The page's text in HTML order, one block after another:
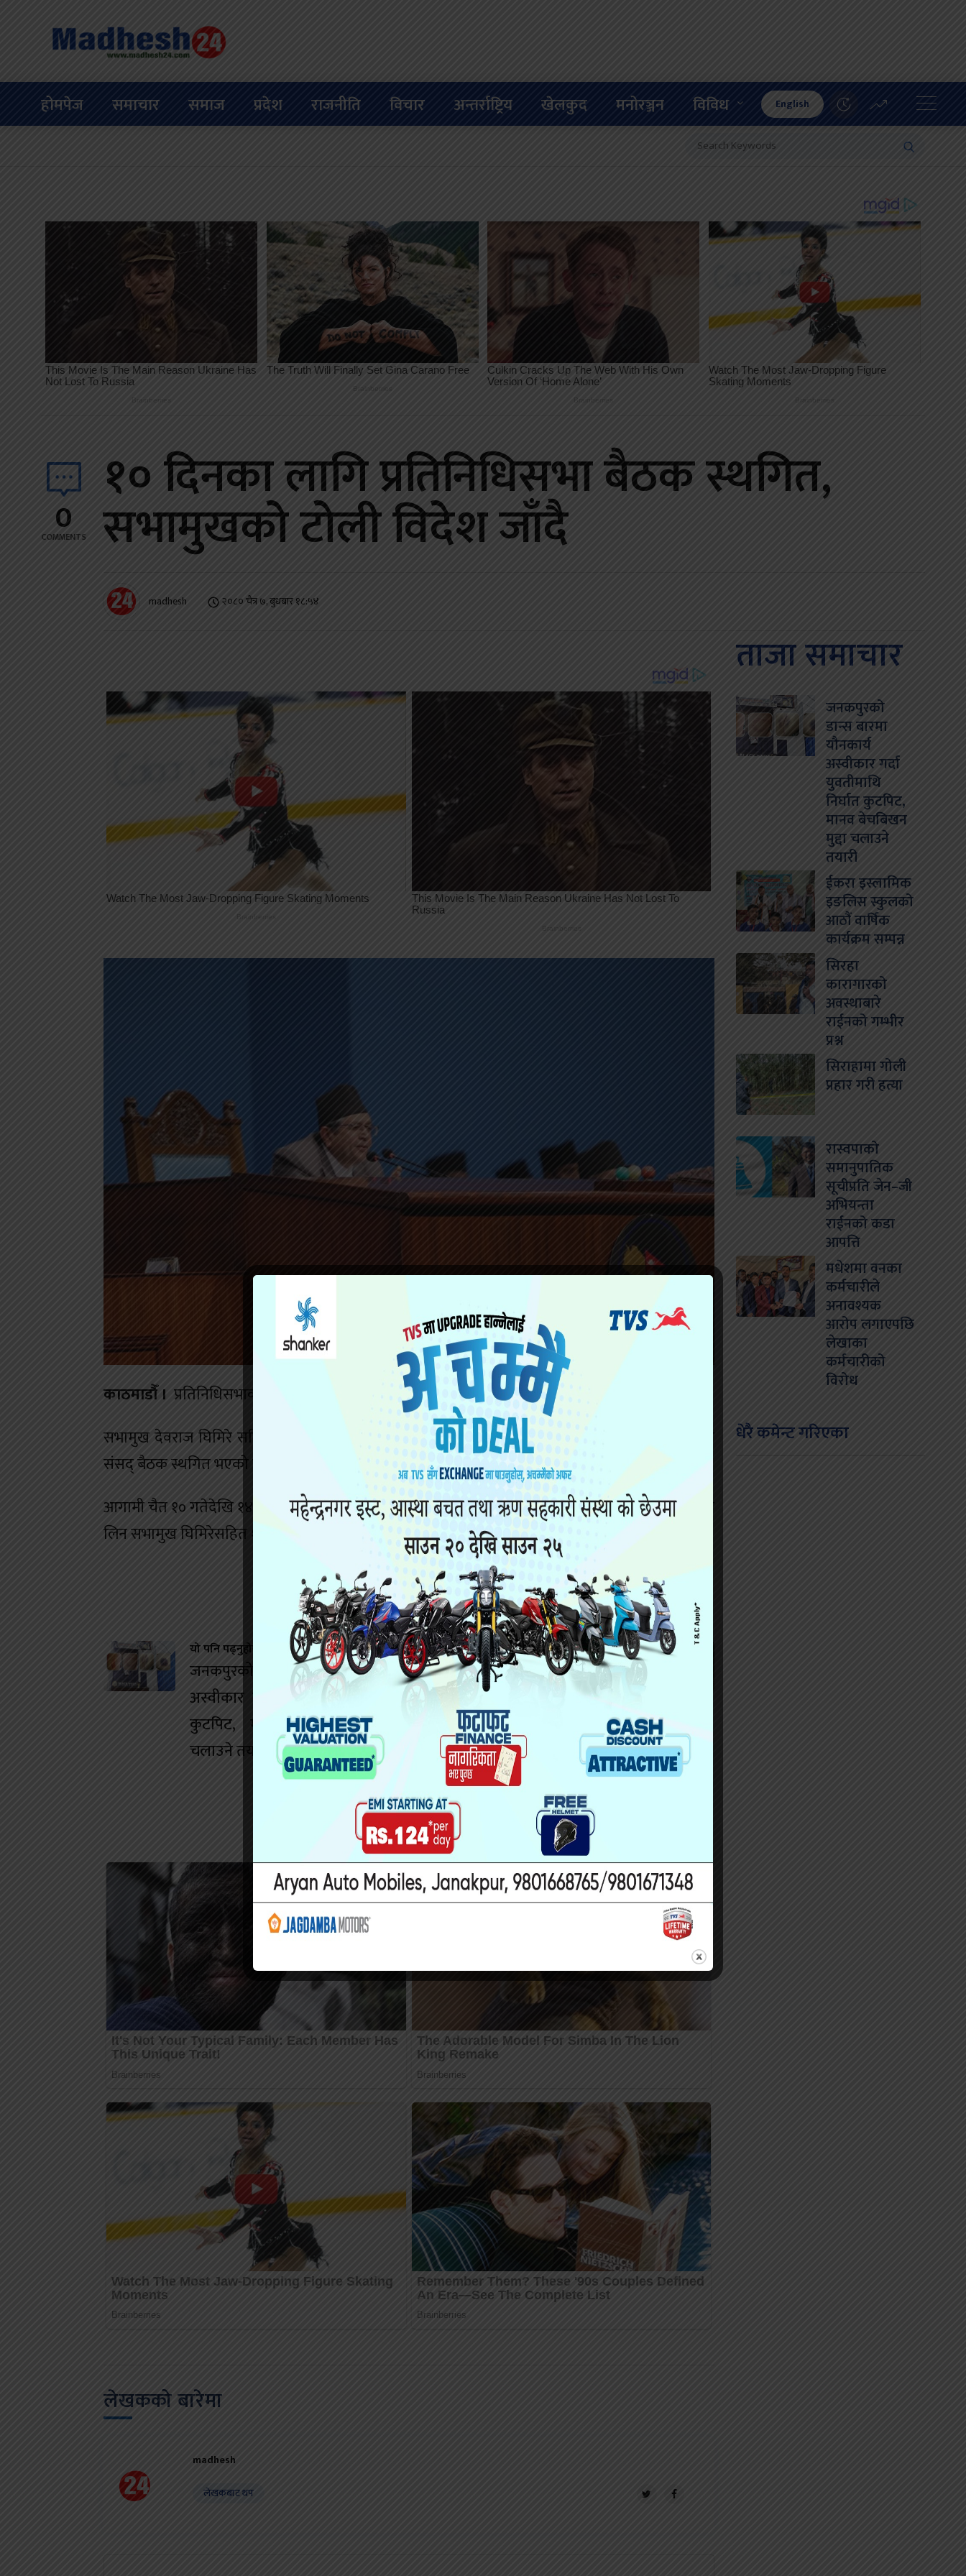
होमपेज समाचार समाज प्रदेश राजनीति विचार अन्तर्राष्ट्रिय खेलकुद मनोरञ्जन विविध English
0
COMMENTS
१० दिनका लागि प्रतिनिधिसभा बैठक स्थगित,
सभामुखको टोली विदेश जाँदै
madhesh २०८० चैत्र ७, बुधबार १८:५४
काठमाडौँ । प्रतिनिधिसभाको बैठक आगामी चैत १८ गतेसम्मका लागि स्थगित भएको छ ।
सभामुख देवराज घिमिरे सहितको टोली स्वीट्जरल्याण्डको जेनेभा जाने कार्यक्रमका कारण झन्डै एक साता बढी
संसद् बैठक स्थगित भएको हो ।
आगामी चैत १० गतेदेखि १४ गतेसम्म जेनेभामा हुने अन्तर व्यवस्थापिका संघ (आइपीयू) को १४८ औँ सम्मेलनमा भाग
लिन सभामुख घिमिरेसहित १० जनाको टोली त्यसतर्फ प्रस्थान गर्दैछन् ।
यो पनि पढ्नुहोस
जनकपुरको डान्स बारमा यौनकार्य
अस्वीकार गर्दा युवतीमाथि निर्घात
कुटपिट, मानव बेचबिखन मुद्दा
चलाउने तयारी
यो पनि पढ्नुहोस
सिरहा कारागारको अवस्थाबारे
राईनको गम्भीर प्रश्न
लेखकको बारेमा
madhesh
लेखकबाट थप
ताजा समाचार
जनकपुरको
डान्स बारमा
यौनकार्य
अस्वीकार गर्दा
युवतीमाथि
निर्घात कुटपिट,
मानव बेचबिखन
मुद्दा चलाउने
तयारी
ईकरा इस्लामिक
इङलिस स्कुलको
आठौं वार्षिक
कार्यक्रम सम्पन्न
सिरहा
कारागारको
अवस्थाबारे
राईनको गम्भीर
प्रश्न
सिराहामा गोली
प्रहार गरी हत्या
रास्वपाको
समानुपातिक
सूचीप्रति जेन–जी
अभियन्ता
राईनको कडा
आपत्ति
मधेशमा वनका
कर्मचारीले
अनावश्यक
आरोप लगाएपछि
लेखाका
कर्मचारीको
विरोध
धेरै कमेन्ट गरिएका